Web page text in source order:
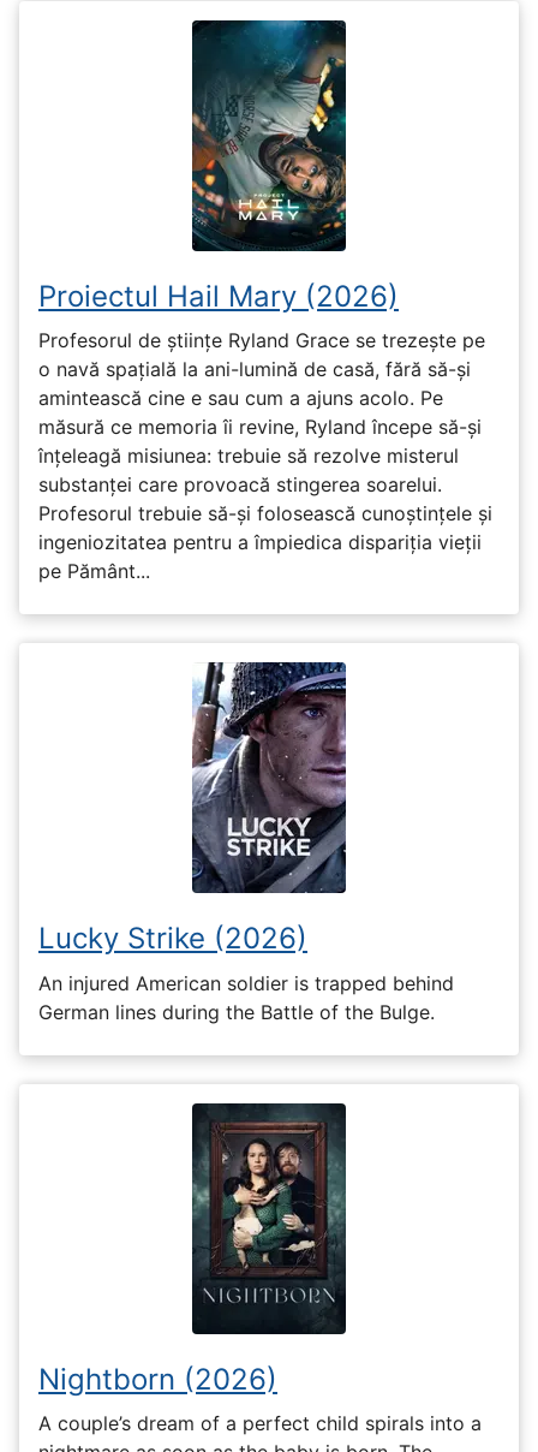
Proiectul Hail Mary (2026)
Profesorul de științe Ryland Grace se trezește pe
o navă spațială la ani-lumină de casă, fără să-și
amintească cine e sau cum a ajuns acolo. Pe
măsură ce memoria îi revine, Ryland începe să-și
înțeleagă misiunea: trebuie să rezolve misterul
substanței care provoacă stingerea soarelui.
Profesorul trebuie să-și folosească cunoștințele și
ingeniozitatea pentru a împiedica dispariția vieții
pe Pământ...
Lucky Strike (2026)
An injured American soldier is trapped behind
German lines during the Battle of the Bulge.
Nightborn (2026)
A couple’s dream of a perfect child spirals into a